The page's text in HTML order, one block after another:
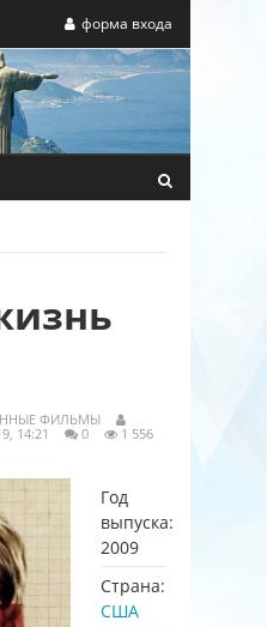
форма входа
ФИЛЬМЫ
14:21 0 1 556
Год
выпуска:
2009
Страна:
США